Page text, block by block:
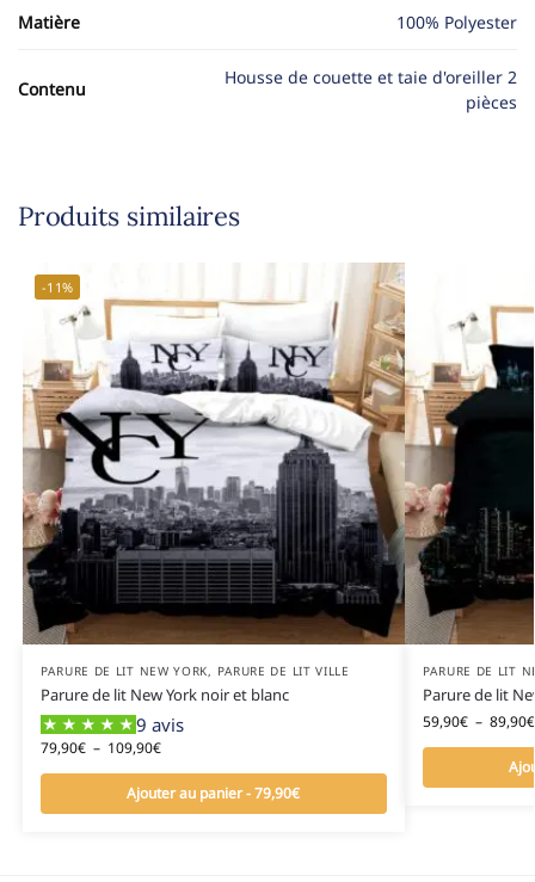
Matière 100% Polyester
Contenu
Housse de couette et taie d'oreiller 2
pièces
Produits similaires
-11%
PARURE DE LIT NEW YORK, PARURE DE LIT VILLE
Parure de lit New York noir et blanc
9 avis
79,90€ – 109,90€
Ajouter au panier - 79,90€
PARURE DE LIT
Parure de lit
59,90€ – 89,90€